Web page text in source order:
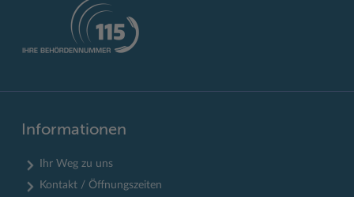
Informationen
Ihr Weg zu uns
Kontakt / Öffnungszeiten